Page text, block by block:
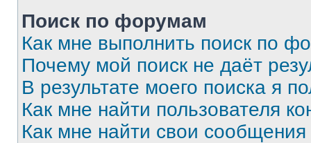
Поиск по форумам
Как мне выполнить поиск по
Почему мой поиск не даёт
В результате моего поиска я
Как мне найти пользователя
Как мне найти свои